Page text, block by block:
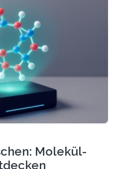
dann, wenn
Das zeigt neue
Professor of
der ESMT Berlin, und
der Yale School of
kommen zu dem Schluss,
Molekül-